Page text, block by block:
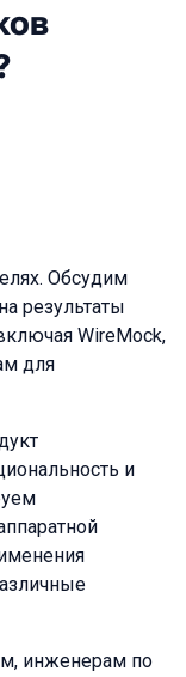
Обсудим
результаты
WireMock,
для
и
инженерам по